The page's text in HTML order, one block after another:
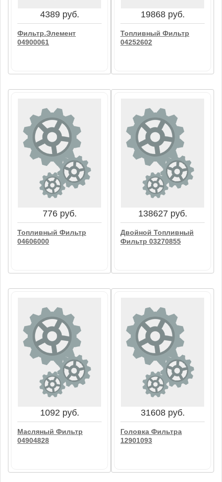
4389 руб.
Фильтр.Элемент
04900061
4389 руб.
Фильтр.Элемент
04900061
19868 руб.
Топливный Фильтр
04252602
19868 руб.
Топливный Фильтр
04252602
776 руб.
Топливный Фильтр
04606000
776 руб.
Топливный Фильтр
04606000
138627 руб.
Двойной Топливный
Фильтр 03270855
138627 руб.
Двойной Топливный
Фильтр 03270855
1092 руб.
Масляный Фильтр
04904828
31608 руб.
Головка Фильтра
12901093